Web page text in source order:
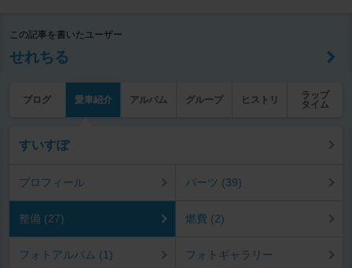
この記事を書いたユーザー
せれちる
ブログ 愛車紹介 アルバム グループ ヒストリ
ラップ
タイム
すいすぽ
プロフィール パーツ (39)
整備 (27) 燃費 (2)
フォトアルバム (1) フォトギャラリー